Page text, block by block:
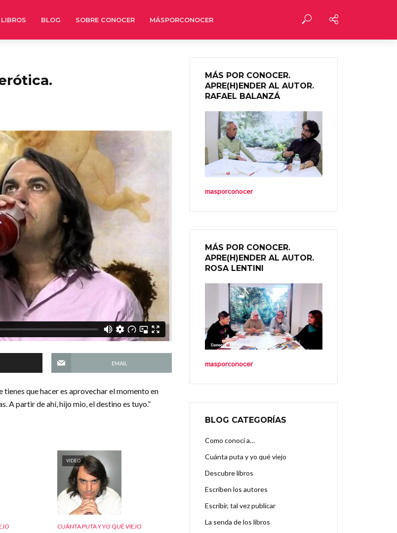
LIBROS BLOG SOBRE CONOCER MÁSPORCONOCER
EMAIL
que hacer es aprovechar el momento en
A partir de ahí, hijo mio, el destino es tuyo.”
VIDEO
CUÁNTA PUTA Y YO QUÉ VIEJO
MÁS POR CONOCER.
APRE(H)ENDER AL AUTOR.
RAFAEL BALANZÁ
masporconocer
MÁS POR CONOCER.
APRE(H)ENDER AL AUTOR.
ROSA LENTINI
masporconocer
BLOG CATEGORÍAS
Como conocí a…
Cuánta puta y yo qué viejo
Descubre libros
Escriben los autores
Escribir, tal vez publicar
La senda de los libros